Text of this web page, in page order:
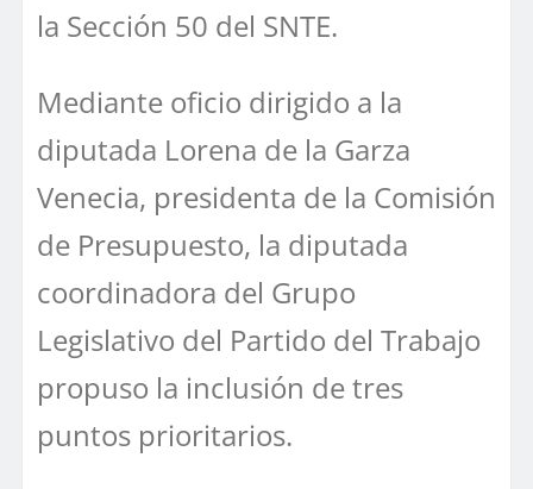
la Sección 50 del SNTE.
Mediante oficio dirigido a la
diputada Lorena de la Garza
Venecia, presidenta de la Comisión
de Presupuesto, la diputada
coordinadora del Grupo
Legislativo del Partido del Trabajo
propuso la inclusión de tres
puntos prioritarios.